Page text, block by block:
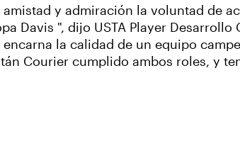
y admiración la voluntad de
Davis ", dijo USTA Player Desarrollo
la calidad de un equipo
Courier cumplido ambos roles, y